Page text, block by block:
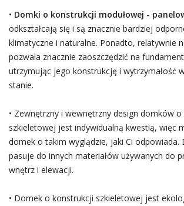
• Domki o konstrukcji modułowej -
odkształcają się i są znacznie bardziej
klimatyczne i naturalne. Ponadto, relatywnie
pozwala znacznie zaoszczędzić na
utrzymując jego konstrukcję i wytrzymałość
stanie.
• Zewnętrzny i wewnętrzny design domków
szkieletowej jest indywidualną kwestią, więc
domek o takim wyglądzie, jaki Ci odpowiada.
pasuje do innych materiałów używanych do
wnętrz i elewacji.
• Domek o konstrukcji szkieletowej jest